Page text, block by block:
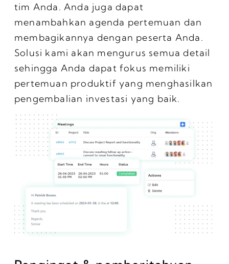
tim Anda. Anda juga dapat
menambahkan agenda pertemuan dan
membagikannya dengan peserta Anda.
Solusi kami akan mengurus semua detail
sehingga Anda dapat fokus memiliki
pertemuan produktif yang menghasilkan
pengembalian investasi yang baik.